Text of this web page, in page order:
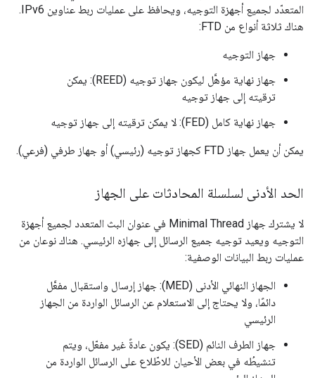
المتعدّد لجميع أجهزة التوجيه، ويحافظ على عمليات ربط عناوين IPv6.
هناك ثلاثة أنواع من FTD:
جهاز التوجيه
جهاز نهاية مؤهَّل ليكون جهاز توجيه (REED): يمكن
ترقيته إلى جهاز توجيه
جهاز نهاية كامل (FED): لا يمكن ترقيته إلى جهاز توجيه
يمكن أن يعمل جهاز FTD كجهاز توجيه (رئيسي) أو جهاز طرفي (فرعي).
الحد الأدنى لسلسلة المحادثات على الجهاز
لا يشترك جهاز Minimal Thread في عنوان البث المتعدد لجميع أجهزة
التوجيه ويعيد توجيه جميع الرسائل إلى جهازه الرئيسي. هناك نوعان من
عمليات ربط البيانات الوصفية:
الجهاز النهائي الأدنى (MED): جهاز إرسال واستقبال مفعَّل
دائمًا، ولا يحتاج إلى الاستعلام عن الرسائل الواردة من الجهاز
الرئيسي
جهاز الطرف النائم (SED): يكون عادةً غير مفعّل، ويتم
تنشيطُه في بعض الأحيان للاطّلاع على الرسائل الواردة من